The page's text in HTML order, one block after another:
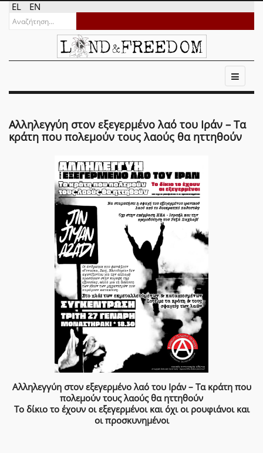
EL EN
Αλληλεγγύη στον εξεγερμένο λαό του Ιράν – Τα
κράτη που πολεμούν τους λαούς θα ηττηθούν
Αλληλεγγύη στον εξεγερμένο λαό του Ιράν – Τα κράτη που
πολεμούν τους λαούς θα ηττηθούν
Το δίκιο το έχουν οι εξεγερμένοι και όχι οι ρουφιάνοι και
οι προσκυνημένοι